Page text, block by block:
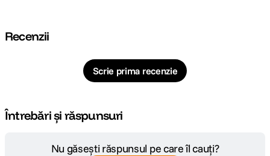
Pagina
Recenzii
Scrie prima recenzie
Întrebări și răspunsuri
Nu găsești răspunsul pe care îl cauți?